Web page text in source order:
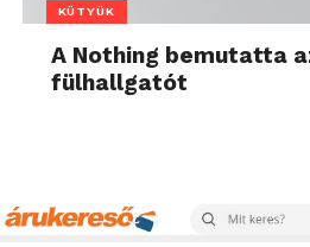
KÜTYÜK
A Nothing bemutatta
fülhallgatót